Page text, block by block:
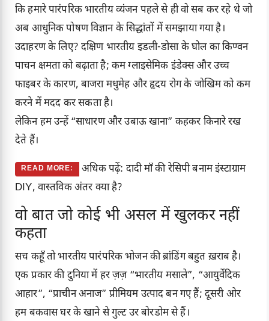
कि हमारे पारंपरिक भारतीय व्यंजन पहले से ही वो सब कर रहे थे जो
अब आधुनिक पोषण विज्ञान के सिद्धांतों में समझाया गया है।
उदाहरण के लिए? दक्षिण भारतीय इडली-डोसा के घोल का किण्वन
पाचन क्षमता को बढ़ाता है; कम ग्लाइसेमिक इंडेक्स और उच्च
फाइबर के कारण, बाजरा मधुमेह और हृदय रोग के जोखिम को कम
करने में मदद कर सकता है।
लेकिन हम उन्हें “साधारण और उबाऊ खाना” कहकर किनारे रख
देते हैं।
READ MORE:
अधिक पढ़ें: दादी माँ की रेसिपी बनाम इंस्टाग्राम
DIY, वास्तविक अंतर क्या है?
वो बात जो कोई भी असल में खुलकर नहीं
कहता
सच कहूँ तो भारतीय पारंपरिक भोजन की ब्रांडिंग बहुत ख़राब है।
एक प्रकार की दुनिया में हर ज़ज़ “भारतीय मसाले”, “आयुर्वेदिक
आहार”, “प्राचीन अनाज” प्रीमियम उत्पाद बन गए हैं; दूसरी ओर
हम बकवास घर के खाने से गुल्ट उर बोरडोम से हैं।